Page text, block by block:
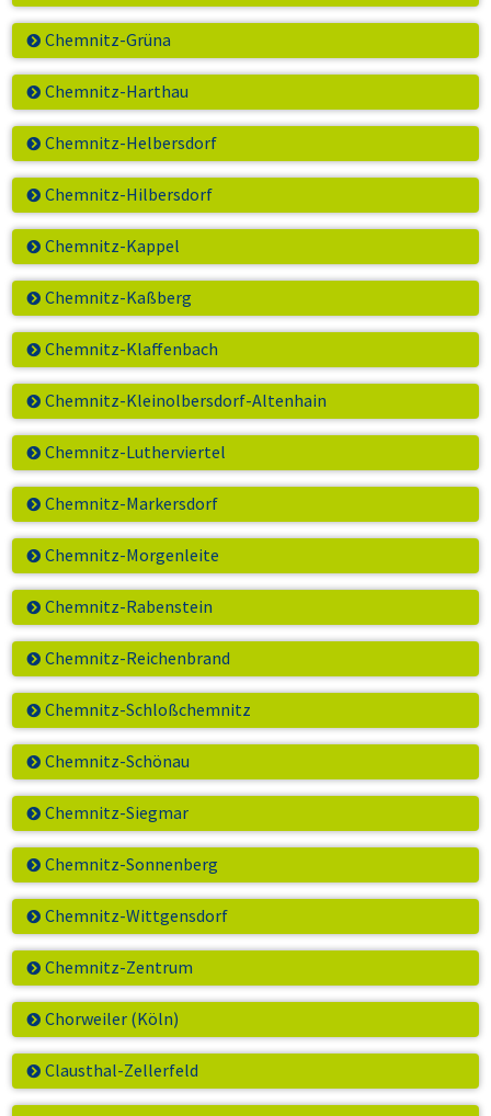
Chemnitz-Grüna
Chemnitz-Harthau
Chemnitz-Helbersdorf
Chemnitz-Hilbersdorf
Chemnitz-Kappel
Chemnitz-Kaßberg
Chemnitz-Klaffenbach
Chemnitz-Kleinolbersdorf-Altenhain
Chemnitz-Lutherviertel
Chemnitz-Markersdorf
Chemnitz-Morgenleite
Chemnitz-Rabenstein
Chemnitz-Reichenbrand
Chemnitz-Schloßchemnitz
Chemnitz-Schönau
Chemnitz-Siegmar
Chemnitz-Sonnenberg
Chemnitz-Wittgensdorf
Chemnitz-Zentrum
Chorweiler (Köln)
Clausthal-Zellerfeld